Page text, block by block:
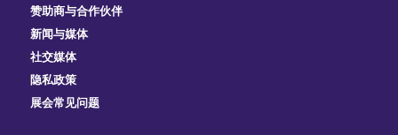
赞助商与合作伙伴
新闻与媒体
社交媒体
隐私政策
展会常见问题